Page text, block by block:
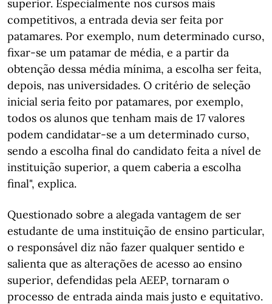
superior. Especialmente nos cursos mais
competitivos, a entrada devia ser feita por
patamares. Por exemplo, num determinado curso,
fixar-se um patamar de média, e a partir da
obtenção dessa média mínima, a escolha ser feita,
depois, nas universidades. O critério de seleção
inicial seria feito por patamares, por exemplo,
todos os alunos que tenham mais de 17 valores
podem candidatar-se a um determinado curso,
sendo a escolha final do candidato feita a nível de
instituição superior, a quem caberia a escolha
final", explica.
Questionado sobre a alegada vantagem de ser
estudante de uma instituição de ensino particular,
o responsável diz não fazer qualquer sentido e
salienta que as alterações de acesso ao ensino
superior, defendidas pela AEEP, tornaram o
processo de entrada ainda mais justo e equitativo.